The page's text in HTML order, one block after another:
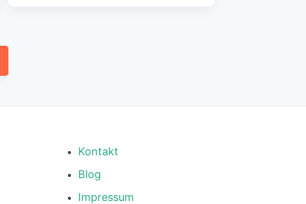
Kontakt
Blog
Impressum